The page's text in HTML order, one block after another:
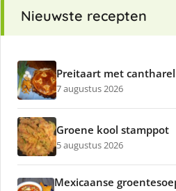
Nieuwste recepten
Preitaart met
7 augustus 2026
Groene kool stamppot
5 augustus 2026
Mexicaanse